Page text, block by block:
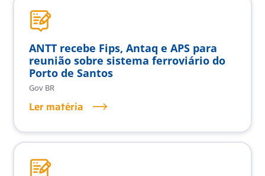
ANTT recebe Fips, Antaq e APS para
reunião sobre sistema ferroviário do
Porto de Santos
Gov BR
Ler matéria